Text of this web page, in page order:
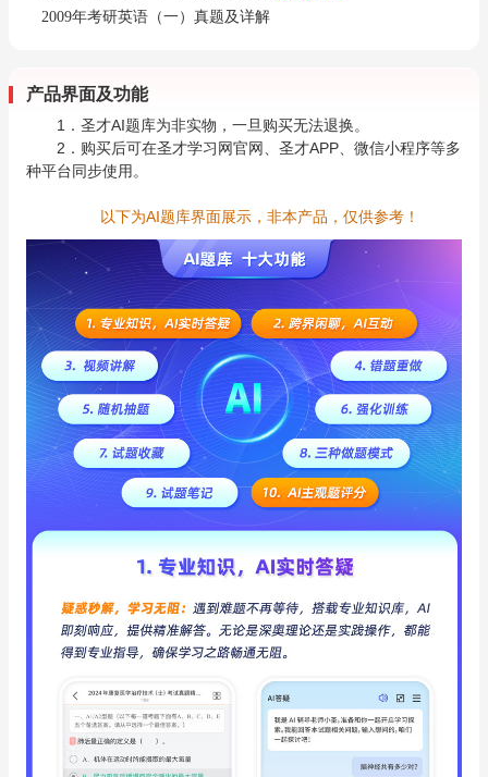
2009年考研英语（一）真题及详解
产品界面及功能
1．圣才AI题库为非实物，一旦购买无法退换。
2．购买后可在圣才学习网官网、圣才APP、微信小程序等多
种平台同步使用。
以下为AI题库界面展示，非本产品，仅供参考！